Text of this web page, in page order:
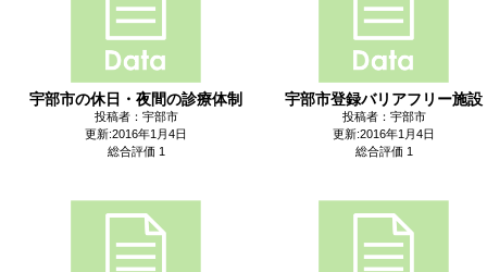
宇部市の休日・夜間の診療体制
投稿者：宇部市
更新:2016年1月4日
総合評価 1
宇部市登録バリアフリー施設
投稿者：宇部市
更新:2016年1月4日
総合評価 1